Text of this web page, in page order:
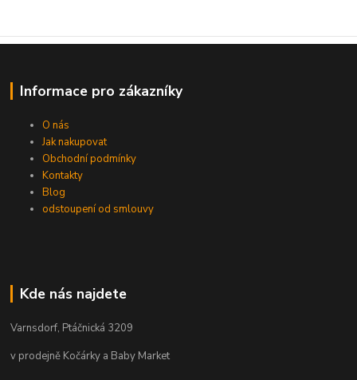
Informace pro zákazníky
O nás
Jak nakupovat
Obchodní podmínky
Kontakty
Blog
odstoupení od smlouvy
Kde nás najdete
Varnsdorf, Ptáčnická 3209
v prodejně Kočárky a Baby Market